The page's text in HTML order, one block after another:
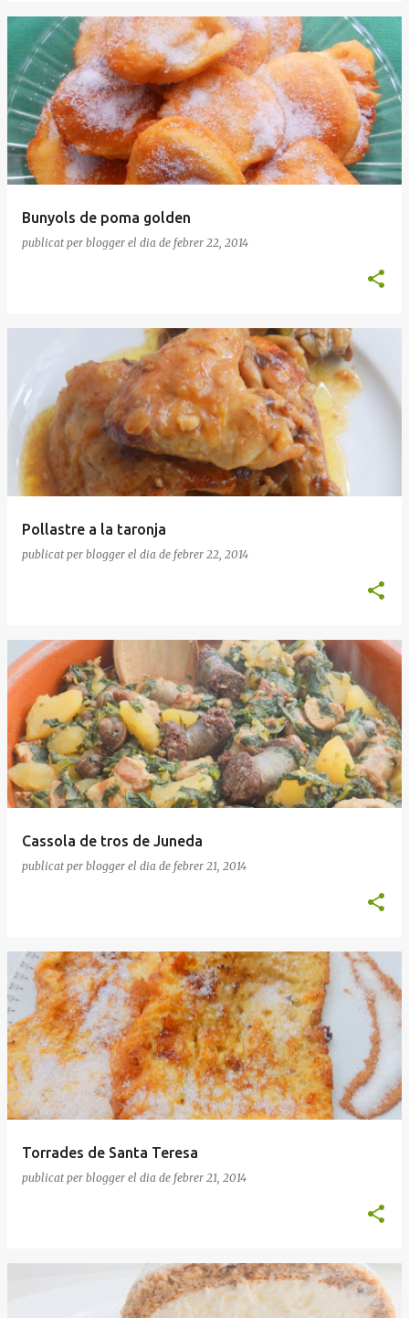
Bunyols de poma golden
publicat per blogger el dia de febrer 22, 2014
Pollastre a la taronja
publicat per blogger el dia de febrer 22, 2014
Cassola de tros de Juneda
publicat per blogger el dia de febrer 21, 2014
Torrades de Santa Teresa
publicat per blogger el dia de febrer 21, 2014